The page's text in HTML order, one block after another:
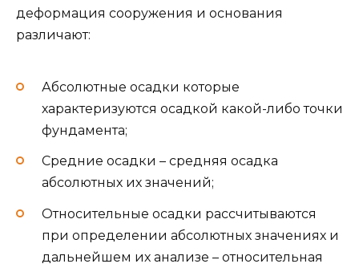
деформация сооружения и основания
различают:
Абсолютные осадки которые
характеризуются осадкой какой-либо точки
фундамента;
Средние осадки – средняя осадка
абсолютных их значений;
Относительные осадки рассчитываются
при определении абсолютных значениях и
дальнейшем их анализе – относительная